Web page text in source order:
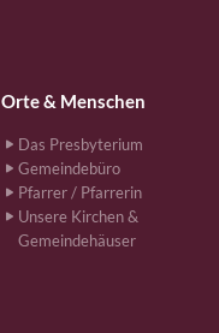
Orte & Menschen
Das Presbyterium
Gemeindebüro
Pfarrer / Pfarrerin
Unsere Kirchen &
Gemeindehäuser